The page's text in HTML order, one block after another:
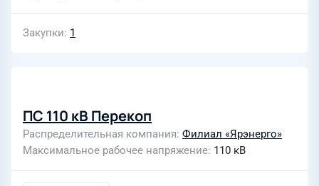
Закупки 1
ПС 110 кВ Перекоп
Распределительная компания Филиал «Ярэнерго»
Максимальное рабочее напряжение 110 кВ